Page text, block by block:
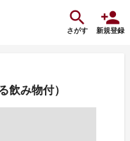
さがす 新規登録
飲み物付）